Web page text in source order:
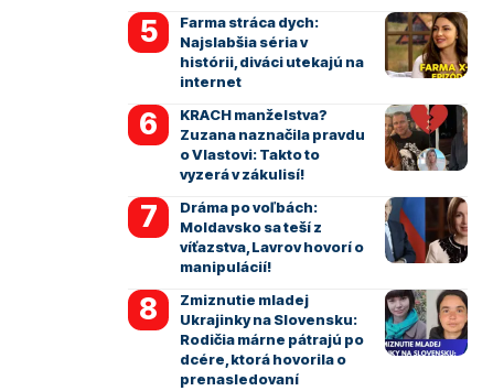
Farma stráca dych:
Najslabšia séria v
histórii, diváci utekajú na
internet
KRACH manželstva?
Zuzana naznačila pravdu
o Vlastovi: Takto to
vyzerá v zákulisí!
Dráma po voľbách:
Moldavsko sa teší z
víťazstva, Lavrov hovorí o
manipulácií!
Zmiznutie mladej
Ukrajinky na Slovensku:
Rodičia márne pátrajú po
dcére, ktorá hovorila o
prenasledovaní